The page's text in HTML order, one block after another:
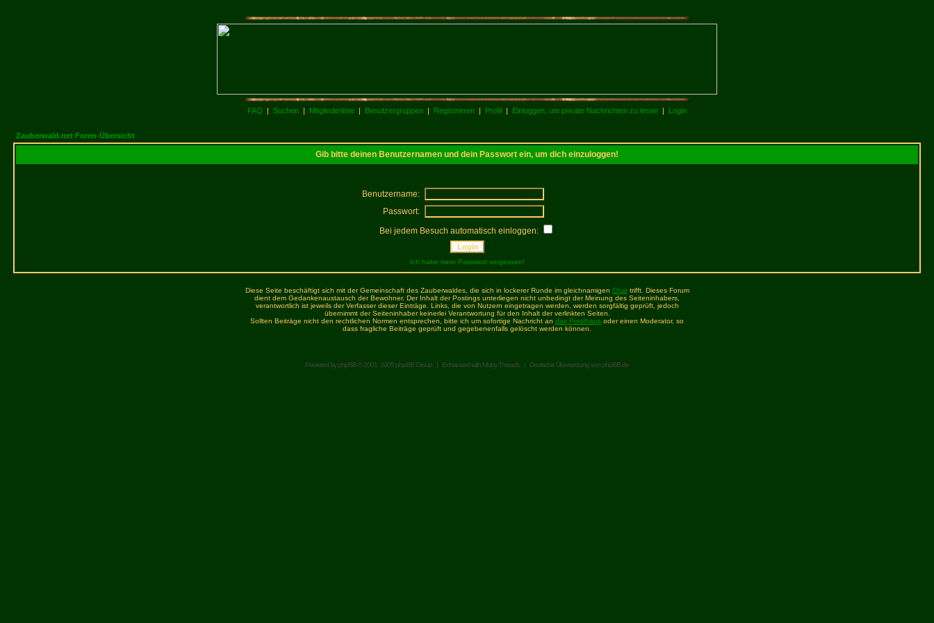
FAQ | Suchen | Mitgliederliste | Benutzergruppen | Registrieren | Profil | Einloggen, um private Nachrichten zu lesen | Login
Zauberwald.net Foren-Übersicht
Gib bitte deinen Benutzernamen und dein Passwort ein, um dich einzuloggen!
Benutzername:
Passwort:
Bei jedem Besuch automatisch einloggen:
Ich habe mein Passwort vergessen!
Diese Seite beschäftigt sich mit der Gemeinschaft des Zauberwaldes, die sich in lockerer Runde im gleichnamigen Chattrifft. Dieses Forum
dient dem Gedankenaustausch der Bewohner. Der Inhalt der Postings unterliegen nicht unbedingt der Meinung des Seiteninhabers,
verantwortlich ist jeweils der Verfasser dieser Einträge. Links, die von Nutzern eingetragen werden, werden sorgfältig geprüft, jedoch
übernimmt der Seiteninhaber keinerlei Verantwortung für den Inhalt der verlinkten Seiten.
Sollten Beiträge nicht den rechtlichen Normen entsprechen, bitte ich um sofortige Nachricht an das Forsthaus oder einen Moderator, so
dass fragliche Beiträge geprüft und gegebenenfalls gelöscht werden können.
Powered byphpBB© 2001, 2005 phpBB Group | Enhanced with Moby Threads| Deutsche Übersetzung von phpBB.de